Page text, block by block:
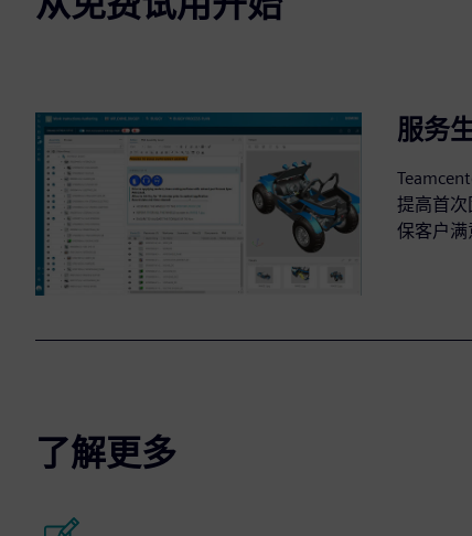
服务
提高首
保客户满
了解更多